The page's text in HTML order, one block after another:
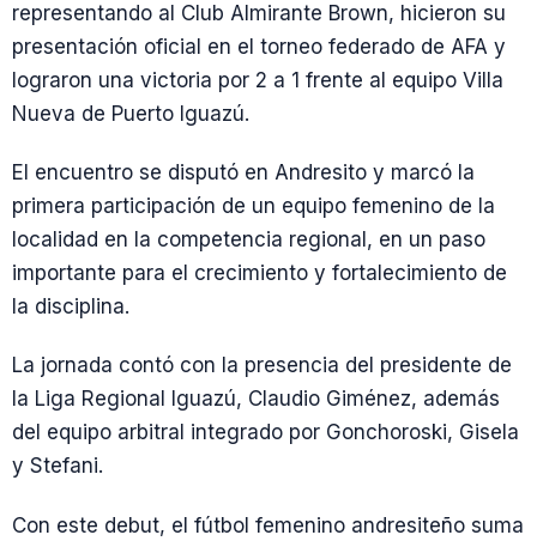
representando al Club Almirante Brown, hicieron su
presentación oficial en el torneo federado de AFA y
lograron una victoria por 2 a 1 frente al equipo Villa
Nueva de Puerto Iguazú.
El encuentro se disputó en Andresito y marcó la
primera participación de un equipo femenino de la
localidad en la competencia regional, en un paso
importante para el crecimiento y fortalecimiento de
la disciplina.
La jornada contó con la presencia del presidente de
la Liga Regional Iguazú, Claudio Giménez, además
del equipo arbitral integrado por Gonchoroski, Gisela
y Stefani.
Con este debut, el fútbol femenino andresiteño suma